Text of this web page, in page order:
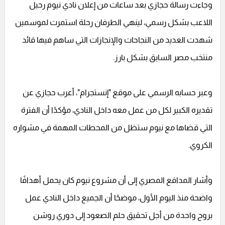
وجاءت رسالة حجازي بعد ساعات من إعلان نادي نيوم رحيل
اللاعب بشكل رسمي، لينهي الطرفان رحلة استمرت لموسمين
شهدت العديد من النجاحات والإنجازات التي ساهم فيها قائد
منتخب مصر السابق بشكل بارز.
وعبر حسابه الرسمي على موقع "إنستجرام"، أعرب حجازي عن
تقديره الكبير لكل من عمل معه داخل النادي، مؤكدًا أن الفترة
التي قضاها مع نيوم ستظل من المحطات المهمة في مشواره
الكروي.
وأشار المدافع المصري إلى أن مشروع نيوم كان يحمل أهدافًا
واضحة منذ اليوم الأول، موضحًا أن الجميع داخل النادي عمل
بروح واحدة من أجل تحقيق حلم الصعود إلى دوري روشن